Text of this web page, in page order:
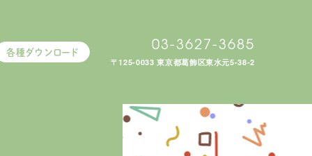
各種ダウンロード 03-3627-3685
〒125-0033 東京都葛飾区東水元5-38-2